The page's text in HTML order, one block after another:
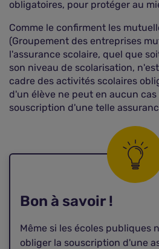
obligatoires, pour protéger au
Comme le confirment les
(Groupement des entreprises
l'assurance scolaire, quel que
son niveau de scolarisation,
cadre des activités scolaires
d'un élève ne peut en aucun
souscription d'une telle
Bon à savoir !
Même si les écoles publiques
obliger la souscription d'une